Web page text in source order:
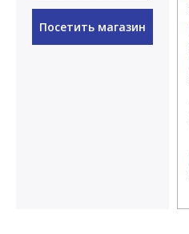
Посетить магазин